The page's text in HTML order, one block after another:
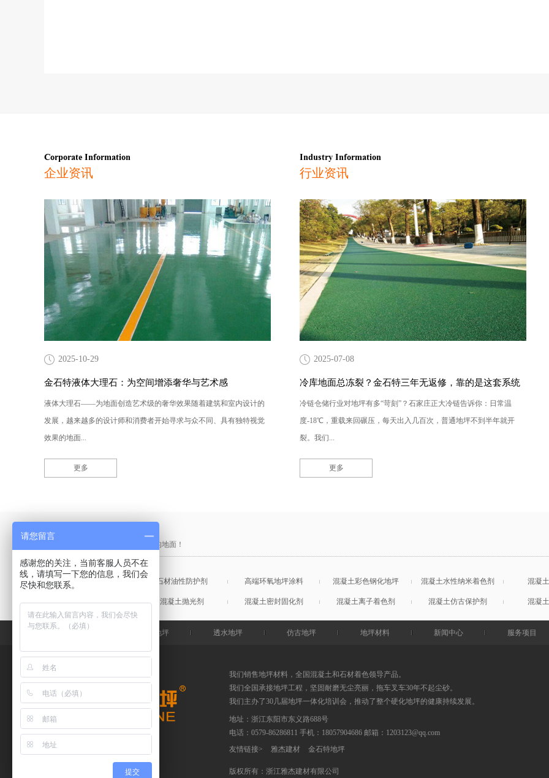
Corporate Information
企业资讯
2025-10-29
金石特液体大理石：为空间增添奢华与艺术感
液体大理石——为地面创造艺术级的奢华效果随着建筑和室内设计的
发展，越来越多的设计师和消费者开始寻求与众不同、具有独特视觉
效果的地面...
更多
Industry Information
行业资讯
2025-07-08
冷库地面总冻裂？金石特三年无返修，靠的是这套系统
冷链仓储行业对地坪有多“苛刻”？石家庄正大冷链告诉你：日常温
度-18℃，重载来回碾压，每天出入几百次，普通地坪不到半年就开
裂。我们...
更多
产品采购直通车
做中国最硬的地坪，金石特钢化您的地面！
混凝土表面增强剂 石材油性防护剂 高端环氧地坪涂料 混凝土彩色钢化地坪 混凝土水性纳米着色剂 混凝
混凝土润色剂 混凝土抛光剂 混凝土密封固化剂 混凝土离子着色剂 混凝土仿古保护剂 混凝
钢化地坪 透水地坪 仿古地坪 地坪材料 新闻中心 服务项目
我们销售地坪材料，全国混凝土和石材着色领导产品。
我们全国承接地坪工程，坚固耐磨无尘亮丽，拖车叉车30年不起尘砂。
我们主办了30几届地坪一体化培训会，推动了整个硬化地坪的健康持续发展。
地址：浙江东阳市东义路688号
电话： 0579-86286811 手机：18057904686 邮箱： 1203123@qq.com
友情链接> 雅杰建材 金石特地坪
版权所有：浙江雅杰建材有限公司
请您留言
感谢您的关注，当前客服人员不在
线，请填写一下您的信息，我们会
尽快和您联系。
提交